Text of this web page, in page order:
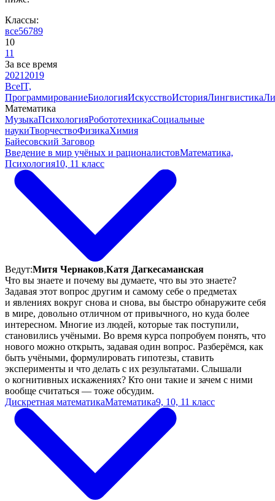
Классы:
все56789
10
11
За все время
2021 2019
ВсеIT,
ПрограммированиеБиологияИскусствоИсторияЛингвистика
Математика
МузыкаПсихологияРобототехникаСоциальные
наукиТворчествоФизикаХимия
Байесовский Заговор
Введение в мир учёных и рационалистовМатематика,
Психология10, 11 класс
Ведут:Митя Чернаков,Катя Дагкесаманская
Что вы знаете и почему вы думаете, что вы это знаете?
Задавая этот вопрос другим и самому себе о предметах
и явлениях вокруг снова и снова, вы быстро обнаружите себя
в мире, довольно отличном от привычного, но куда более
интересном. Многие из людей, которые так поступили,
становились учёными. Во время курса попробуем понять, что
нового можно открыть, задавая один вопрос. Разберёмся, как
быть учёными, формулировать гипотезы, ставить
эксперименты и что делать с их результатами. Слышали
о когнитивных искажениях? Кто они такие и зачем с ними
вообще считаться — тоже обсудим.
Дискретная математикаМатематика9, 10, 11 класс